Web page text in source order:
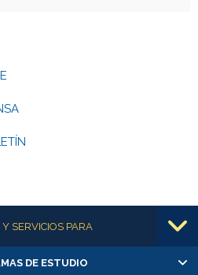
SERVICIOS PARA
y exalumnas/os
DE ESTUDIO